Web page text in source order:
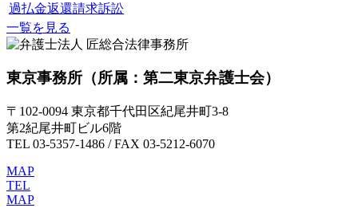
過払金返還請求訴訟
一覧を見る
東京事務所 （所属：第二東京弁護士会）
〒102-0094 東京都千代田区紀尾井町3-8
第2紀尾井町ビル6階
TEL 03-5357-1486 / FAX 03-5212-6070
MAP
TEL
MAP